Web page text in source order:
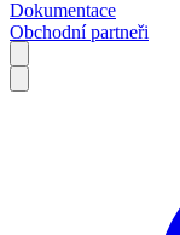
Dokumentace
Obchodní partneři